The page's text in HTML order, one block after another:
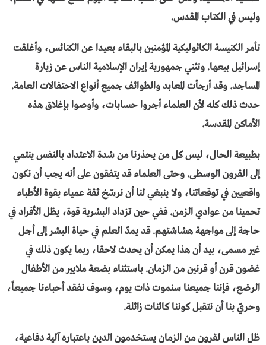
وليس في الكتاب المقدس.
تأمر الكنيسة الكاثوليكية المؤمنين بالبقاء بعيدا عن الكنائس، وأغلقت
إسرائيل بيعها. وتثني جمهورية إيران الإسلامية الناس عن زيارة
المساجد. وقد أرجأت المعابد والطوائف جميع أنواع الاحتفالات العامة.
حدث ذلك كله لأن العلماء أجروا حسابات، وأوصوا بإغلاق هذه
الأماكن المقدسة.
بطبيعة الحال، ليس كل من يحذرنا من شدة الاعتداد بالنفس ينتمي
إلى القرون الوسطى. وحتى العلماء قد يتفقون على أنه يجب أن نكون
واقعيين في توقعاتنا، ولا ينبغي لنا أن نرسّخ ثقة عمياء بقوة الأطباء
تحمينا من عوادي الزمن. ففي حين تزداد البشرية قوة، يظل الأفراد في
حاجة إلى مواجهة هشاشتهم. قد يمدّ العلم في حياة البشر إلى أجل
غير مسمى، بيد أن هذا يمكن أن يحدث لاحقا، ربما يكون ذلك في
غضون قرن أو قرنين من الزمان. باستثناء بضعة ملايير من الأطفال
الرضع، فإننا جميعنا سنموت ذات يوم، وسوف نفقد أحباءنا جميعاً،
وحريّ بنا أن نتقبل كوننا كائنات زائلة.
ظل الناس لقرون من الزمان يستخدمون الدين باعتباره آلية دفاعية،